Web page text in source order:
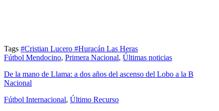
Tags #Cristian Lucero #Huracán Las Heras
Fútbol Mendocino, Primera Nacional, Últimas noticias
De la mano de Llama: a dos años del ascenso del Lobo a la B
Nacional
Fútbol Internacional, Último Recurso